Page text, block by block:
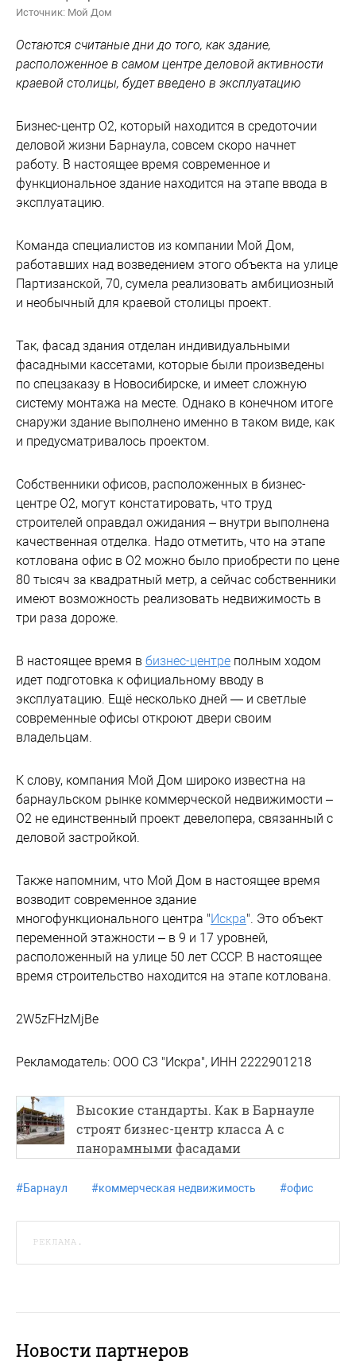
Источник: Мой Дом
Остаются считаные дни до того, как здание,
расположенное в самом центре деловой активности
краевой столицы, будет введено в эксплуатацию
Бизнес-центр О2, который находится в средоточии
деловой жизни Барнаула, совсем скоро начнет
работу. В настоящее время современное и
функциональное здание находится на этапе ввода в
эксплуатацию.
Команда специалистов из компании Мой Дом,
работавших над возведением этого объекта на улице
Партизанской, 70, сумела реализовать амбициозный
и необычный для краевой столицы проект.
Так, фасад здания отделан индивидуальными
фасадными кассетами, которые были произведены
по спецзаказу в Новосибирске, и имеет сложную
систему монтажа на месте. Однако в конечном итоге
снаружи здание выполнено именно в таком виде, как
и предусматривалось проектом.
Собственники офисов, расположенных в бизнес-
центре О2, могут констатировать, что труд
строителей оправдал ожидания – внутри выполнена
качественная отделка. Надо отметить, что на этапе
котлована офис в О2 можно было приобрести по цене
80 тысяч за квадратный метр, а сейчас собственники
имеют возможность реализовать недвижимость в
три раза дороже.
В настоящее время в бизнес-центре полным ходом
идет подготовка к официальному вводу в
эксплуатацию. Ещё несколько дней — и светлые
современные офисы откроют двери своим
владельцам.
К слову, компания Мой Дом широко известна на
барнаульском рынке коммерческой недвижимости –
О2 не единственный проект девелопера, связанный с
деловой застройкой.
Также напомним, что Мой Дом в настоящее время
возводит современное здание
многофункционального центра "Искра". Это объект
переменной этажности – в 9 и 17 уровней,
расположенный на улице 50 лет СССР. В настоящее
время строительство находится на этапе котлована.
2W5zFHzMjBe
Рекламодатель: ООО СЗ "Искра", ИНН 2222901218
Высокие стандарты. Как в Барнауле
строят бизнес-центр класса А с
панорамными фасадами
#Барнаул #коммерческая недвижимость #офис
РЕКЛАМА.
Новости партнеров